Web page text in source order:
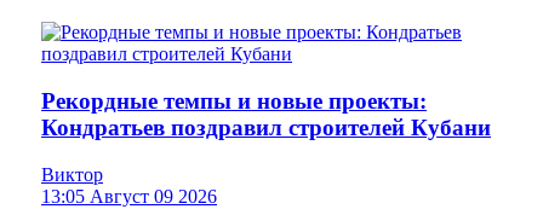
Рекордные темпы и новые проекты:
Кондратьев поздравил строителей Кубани
Виктор
13:05 Август 09 2026